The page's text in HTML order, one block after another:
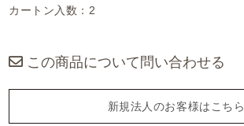
カートン入数：2
この商品について問い合わせる
新規法人のお客様はこちら